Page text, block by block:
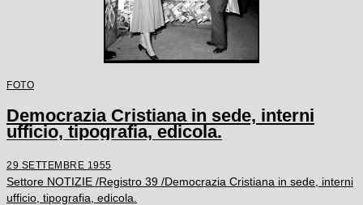
FOTO
Democrazia Cristiana in sede, interni
ufficio, tipografia, edicola.
29 SETTEMBRE 1955
Settore NOTIZIE /Registro 39 /Democrazia Cristiana in sede, interni
ufficio, tipografia, edicola.